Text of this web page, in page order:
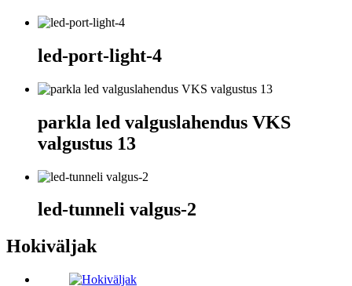
led-port-light-4
parkla led valguslahendus VKS
valgustus 13
led-tunneli valgus-2
Hokiväljak